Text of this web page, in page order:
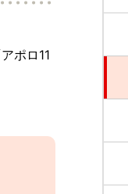
ポロ11